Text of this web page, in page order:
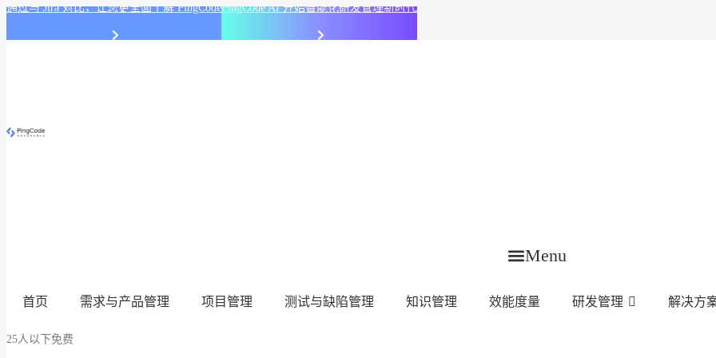
通过与 Jira 对比，让您更全面了解 PingCodePingCode AI 开始智能化研发管理新时代
Menu
首页 需求与产品管理 项目管理 测试与缺陷管理 知识管理 效能度量 研发管理 解决方
25人以下免费